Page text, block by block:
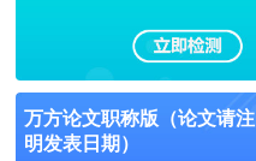
万方论文职称版（论文请注
明发表日期）